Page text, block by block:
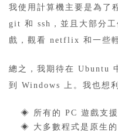
我使用計算機主要是為了
git 和 ssh，並且大部分
戲，觀看 netflix 和一些
總之，我期待在 Ubuntu
到 Windows 上。我也想
◈ 所有的 PC 遊戲支
◈ 大多數程式是原生的